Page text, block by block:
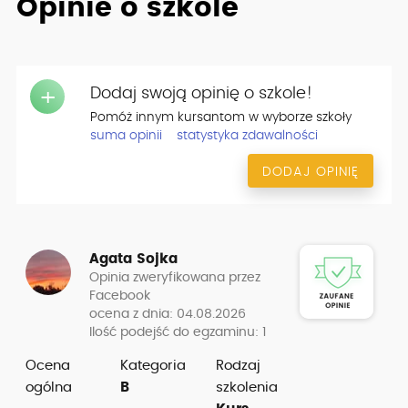
strony na facebooku: Osk Edyta Dariusz Ramut
Opinie o szkole
+ Dodaj swoją opinię o szkole!
Pomóż innym kursantom w wyborze szkoły
suma opinii
statystyka zdawalności
DODAJ OPINIĘ
Agata Sojka
Opinia zweryfikowana przez
Facebook
ocena z dnia: 04.08.2026
Ilość podejść do egzaminu: 1
Ocena
ogólna
Kategoria
B
Rodzaj
szkolenia